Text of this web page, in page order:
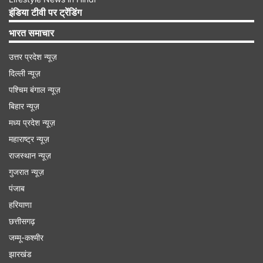
यूजर्स ने दी तीखी प्रतिक्रियाएं
इस वीडियो के वायरल होते ही इस पर यूजर्स ने तीखी
प्रतिक्रियाएं दी हैं। एक यूजर ने लिखा कि, 'ये विशेष प्रजाति
हैं। बुद्धि का खेल है। वरना कोई समझदार जानवर ऐसा कभी
नहीं करेगा।'
इंडिया टीवी पर ट्रेंडिंग
भारत समाचार
उत्तर प्रदेश न्यूज़
दिल्ली न्यूज़
पश्चिम बंगाल न्यूज़
बिहार न्यूज़
मध्य प्रदेश न्यूज़
महाराष्ट्र न्यूज़
राजस्थान न्यूज़
गुजरात न्यूज़
पंजाब
हरियाणा
छत्तीसगढ़
जम्मू-कश्मीर
झारखंड